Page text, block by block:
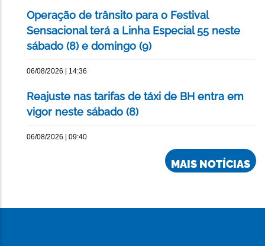
Operação de trânsito para o Festival
Sensacional terá a Linha Especial 55 neste
sábado (8) e domingo (9)
06/08/2026 | 14:36
Reajuste nas tarifas de táxi de BH entra em
vigor neste sábado (8)
06/08/2026 | 09:40
MAIS NOTÍCIAS